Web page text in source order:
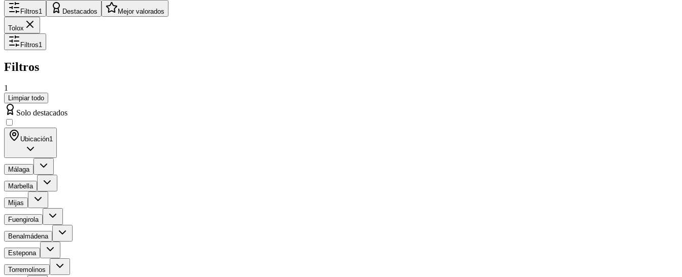
Filtros1 Destacados Mejor valorados
Tolox
Filtros1
Filtros
1
Limpiar todo
Solo destacados
Ubicación1
Málaga
Marbella
Mijas
Fuengirola
Benalmádena
Estepona
Torremolinos